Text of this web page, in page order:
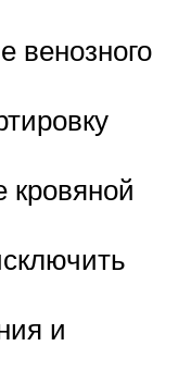
венозного
кровяной
и